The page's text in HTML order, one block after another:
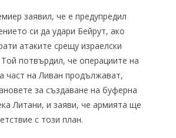
заявил, че е предупредил
си да удари Бейрут, ако
атаките срещу израелски
потвърдил, че операциите на
част на Ливан продължават,
за създаване на буферна
Литани, и заяви, че армията ще
с този план.